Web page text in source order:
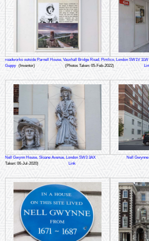
roadworks outside Parnell House, Vauxhall Bridge Road, Pimlico, London SW1V 1LW
Guppy (Inventor) (Photos Taken: 05-Feb-2022)
Nell Gwynn House, Sloane Avenue, London SW3 3AX Nell Gwynne
Taken: 06-Jul-2020)
Link